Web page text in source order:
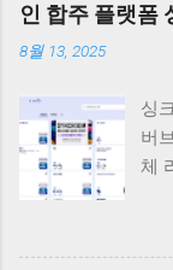
인 합주 플랫폼
8월 13, 2025
싱
버
체
도
관